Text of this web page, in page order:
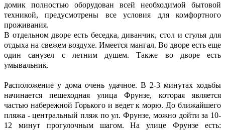
домик полностью оборудован всей необходимой бытовой
техникой, предусмотрены все условия для комфортного
проживания.
В отдельном дворе есть беседка, диванчик, стол и стулья для
отдыха на свежем воздухе. Имеется мангал. Во дворе есть еще
один санузел с летним душем. Также во дворе есть
умывальник.
Расположение у дома очень удачное. В 2-3 минутах ходьбы
начинается пешеходная улица Фрунзе, которая является
частью набережной Горького и ведет к морю. До ближайшего
пляжа - центральный пляж по ул. Фрунзе, можно дойти за 10-
12 минут прогулочным шагом. На улице Фрунзе есть: